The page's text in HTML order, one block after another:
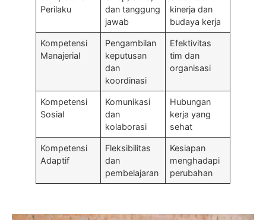
Perilaku
dan tanggung
jawab
kinerja dan
budaya kerja
Kompetensi
Manajerial
Pengambilan
keputusan
dan
koordinasi
Efektivitas
tim dan
organisasi
Kompetensi
Sosial
Komunikasi
dan
kolaborasi
Hubungan
kerja yang
sehat
Kompetensi
Adaptif
Fleksibilitas
dan
pembelajaran
Kesiapan
menghadapi
perubahan